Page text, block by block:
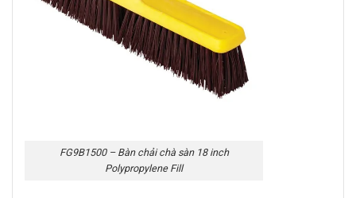
FG9B1500 – Bàn chải chà sàn 18 inch
Polypropylene Fill